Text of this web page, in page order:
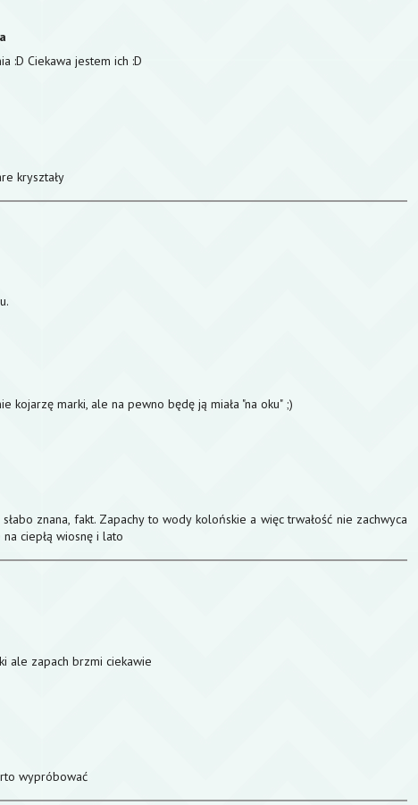
:D Ciekawa jestem ich :D
kryształy
kojarzę marki, ale na pewno będę ją miała "na oku" ;)
znana, fakt. Zapachy to wody kolońskie a więc trwałość nie zachwyca
ciepłą wiosnę i lato
ale zapach brzmi ciekawie
wypróbować